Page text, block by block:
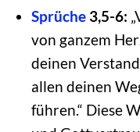
Sprüche3,5-6:
von ganzem
deinen
allen deinen
führen.“ Diese